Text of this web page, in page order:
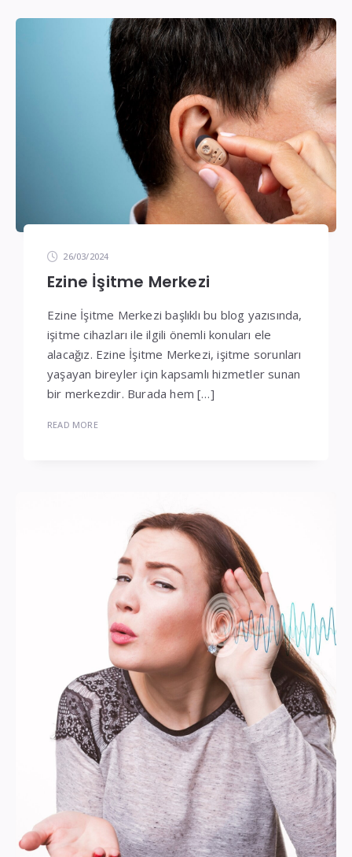
26/03/2024
Ezine İşitme Merkezi
Ezine İşitme Merkezi başlıklı bu blog yazısında,
işitme cihazları ile ilgili önemli konuları ele
alacağız. Ezine İşitme Merkezi, işitme sorunları
yaşayan bireyler için kapsamlı hizmetler sunan
bir merkezdir. Burada hem […]
READ MORE